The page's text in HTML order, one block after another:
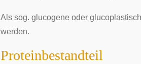
Als sog. glucogene oder
werden.
Proteinbestandteil